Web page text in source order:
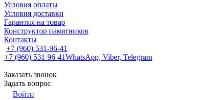
Условия оплаты
Условия доставки
Гарантия на товар
Конструктор памятников
Контакты
+7 (960) 531-96-41
+7 (960) 531-96-41WhatsApp, Viber, Telegram
Заказать звонок
Задать вопрос
Войти